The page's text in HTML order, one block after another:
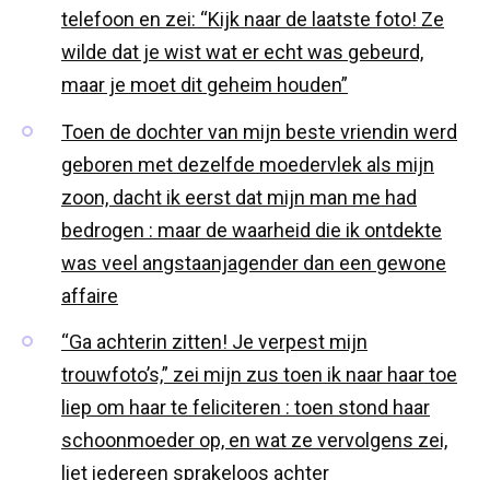
telefoon en zei: “Kijk naar de laatste foto! Ze
wilde dat je wist wat er echt was gebeurd,
maar je moet dit geheim houden”
Toen de dochter van mijn beste vriendin werd
geboren met dezelfde moedervlek als mijn
zoon, dacht ik eerst dat mijn man me had
bedrogen : maar de waarheid die ik ontdekte
was veel angstaanjagender dan een gewone
affaire
“Ga achterin zitten! Je verpest mijn
trouwfoto’s,” zei mijn zus toen ik naar haar toe
liep om haar te feliciteren : toen stond haar
schoonmoeder op, en wat ze vervolgens zei,
liet iedereen sprakeloos achter